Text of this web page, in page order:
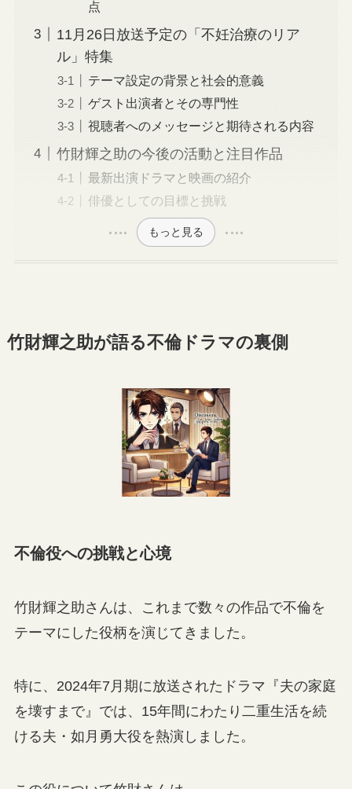
点
11月26日放送予定の「不妊治療のリア
ル」特集
テーマ設定の背景と社会的意義
ゲスト出演者とその専門性
視聴者へのメッセージと期待される内容
竹財輝之助の今後の活動と注目作品
最新出演ドラマと映画の紹介
俳優としての目標と挑戦
もっと見る
竹財輝之助が語る不倫ドラマの裏側
不倫役への挑戦と心境
竹財輝之助さんは、これまで数々の作品で不倫を
テーマにした役柄を演じてきました。
特に、2024年7月期に放送されたドラマ『夫の家庭
を壊すまで』では、15年間にわたり二重生活を続
ける夫・如月勇大役を熱演しました。